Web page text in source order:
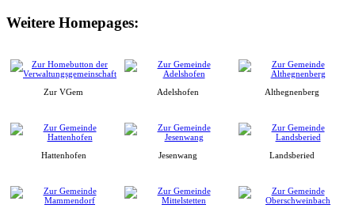
Weitere Homepages:
Zur VGem Adelshofen Althegnenberg
Hattenhofen Jesenwang Landsberied